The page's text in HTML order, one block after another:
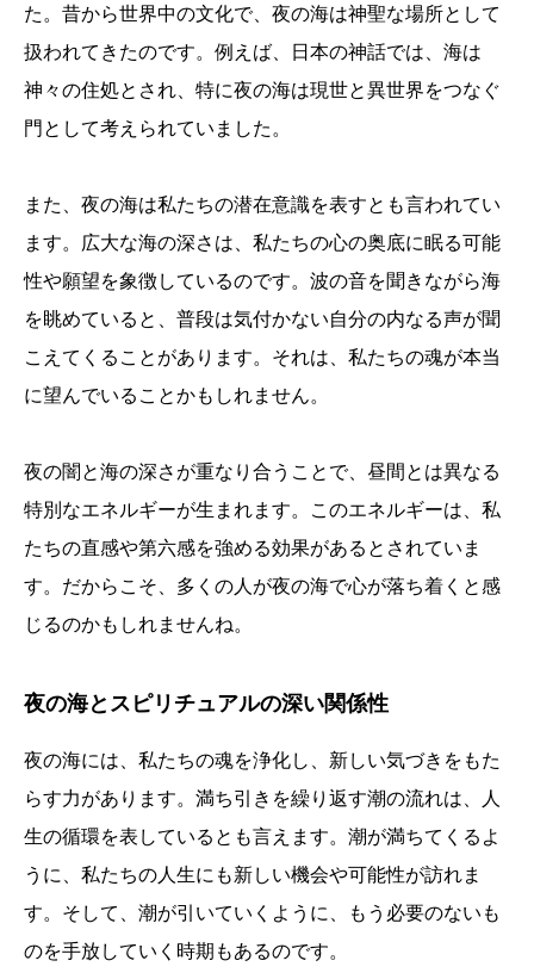
た。昔から世界中の文化で、夜の海は神聖な場所として
扱われてきたのです。例えば、日本の神話では、海は
神々の住処とされ、特に夜の海は現世と異世界をつなぐ
門として考えられていました。
また、夜の海は私たちの潜在意識を表すとも言われてい
ます。広大な海の深さは、私たちの心の奥底に眠る可能
性や願望を象徴しているのです。波の音を聞きながら海
を眺めていると、普段は気付かない自分の内なる声が聞
こえてくることがあります。それは、私たちの魂が本当
に望んでいることかもしれません。
夜の闇と海の深さが重なり合うことで、昼間とは異なる
特別なエネルギーが生まれます。このエネルギーは、私
たちの直感や第六感を強める効果があるとされていま
す。だからこそ、多くの人が夜の海で心が落ち着くと感
じるのかもしれませんね。
夜の海とスピリチュアルの深い関係性
夜の海には、私たちの魂を浄化し、新しい気づきをもた
らす力があります。満ち引きを繰り返す潮の流れは、人
生の循環を表しているとも言えます。潮が満ちてくるよ
うに、私たちの人生にも新しい機会や可能性が訪れま
す。そして、潮が引いていくように、もう必要のないも
のを手放していく時期もあるのです。